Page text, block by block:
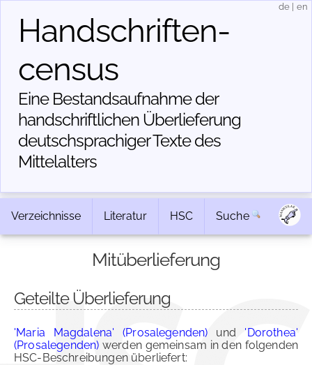
Handschriften­
census
Eine Bestandsaufnahme der
handschriftlichen Über­lieferung
deutschsprachiger Texte des
Mittelalters
de en
Verzeichnisse Literatur HSC Suche
Mitüberlieferung
Geteilte Überlieferung
'Maria Magdalena' (Prosalegenden) und 'Dorothea'
(Prosalegenden) werden gemeinsam in den folgenden
HSC-Beschreibungen überliefert: